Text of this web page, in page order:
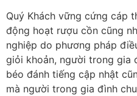
Quý Khách vững cứng cáp
động hoạt rượu cồn cũng
nghiệp do phương pháp
giỏi khoản, người trong gia
béo đánh tiếng cập nhật
mà người trong gia đình